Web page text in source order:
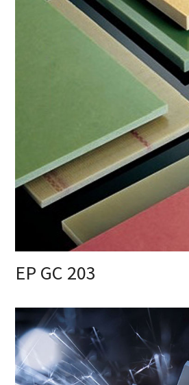
EP GC 203